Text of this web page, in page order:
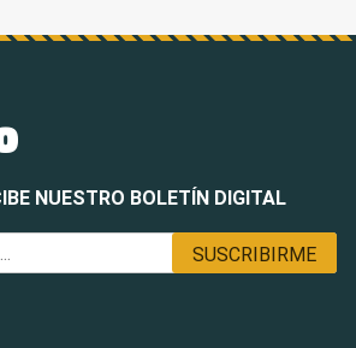
NUESTRO BOLETÍN DIGITAL